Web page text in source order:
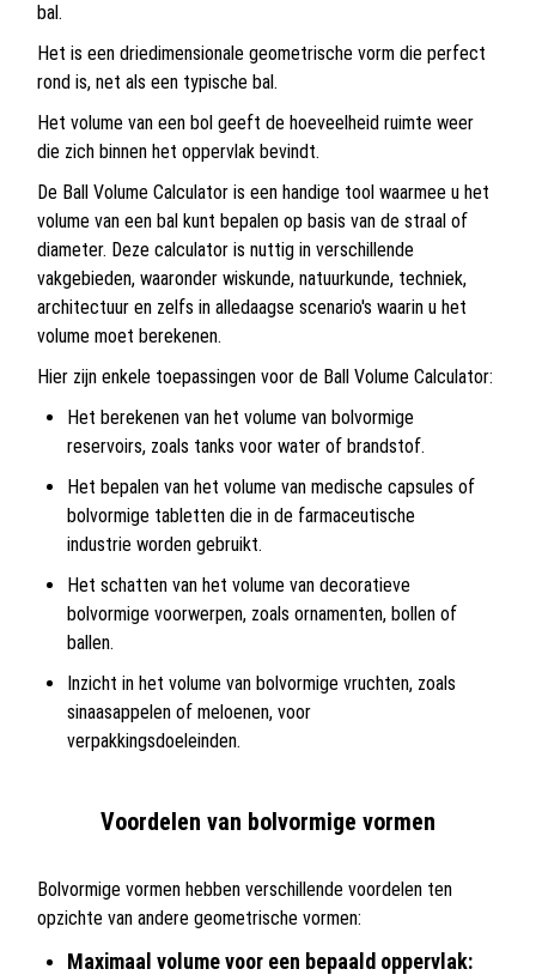
bal.
Het is een driedimensionale geometrische vorm die perfect
rond is, net als een typische bal.
Het volume van een bol geeft de hoeveelheid ruimte weer
die zich binnen het oppervlak bevindt.
De Ball Volume Calculator is een handige tool waarmee u het
volume van een bal kunt bepalen op basis van de straal of
diameter. Deze calculator is nuttig in verschillende
vakgebieden, waaronder wiskunde, natuurkunde, techniek,
architectuur en zelfs in alledaagse scenario's waarin u het
volume moet berekenen.
Hier zijn enkele toepassingen voor de Ball Volume Calculator:
Het berekenen van het volume van bolvormige
reservoirs, zoals tanks voor water of brandstof.
Het bepalen van het volume van medische capsules of
bolvormige tabletten die in de farmaceutische
industrie worden gebruikt.
Het schatten van het volume van decoratieve
bolvormige voorwerpen, zoals ornamenten, bollen of
ballen.
Inzicht in het volume van bolvormige vruchten, zoals
sinaasappelen of meloenen, voor
verpakkingsdoeleinden.
Voordelen van bolvormige vormen
Bolvormige vormen hebben verschillende voordelen ten
opzichte van andere geometrische vormen:
Maximaal volume voor een bepaald oppervlak: